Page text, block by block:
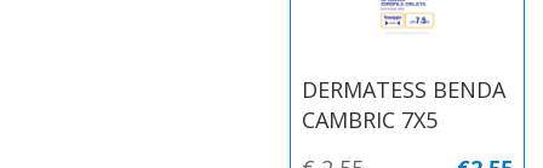
DERMATESS BENDA
CAMBRIC 7X5